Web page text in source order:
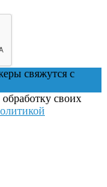
свяжутся с
своих